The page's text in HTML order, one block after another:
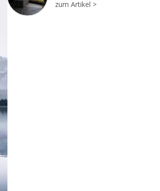
zum Artikel